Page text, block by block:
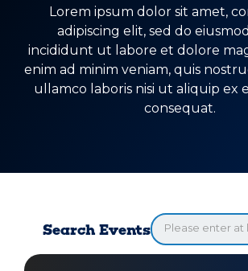
Lorem ipsum dolor sit amet,
adipiscing elit, sed do
incididunt ut labore et dolore
enim ad minim veniam, quis
ullamco laboris nisi ut aliquip ex
consequat.
Search Events